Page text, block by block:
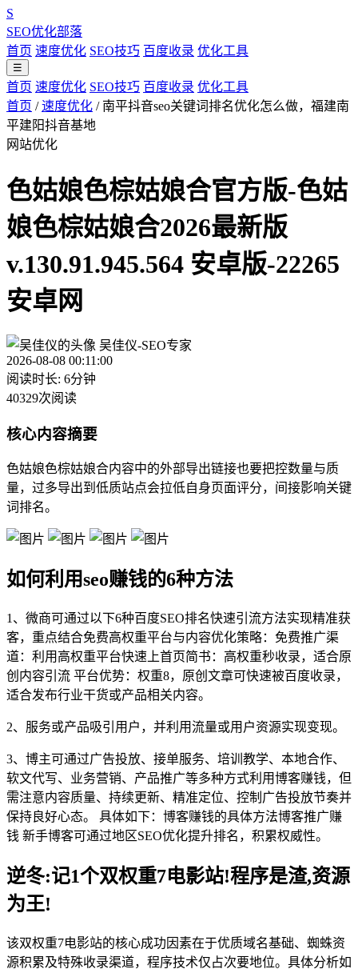
S
SEO优化部落
首页 速度优化 SEO技巧 百度收录 优化工具
☰
首页 速度优化 SEO技巧 百度收录 优化工具
首页 / 速度优化 / 南平抖音seo关键词排名优化怎么做，福建南
平建阳抖音基地
网站优化
色姑娘色棕姑娘合官方版-色姑
娘色棕姑娘合2026最新版
v.130.91.945.564 安卓版-22265
安卓网
吴佳仪-SEO专家
2026-08-08 00:11:00
阅读时长: 6分钟
40329次阅读
核心内容摘要
色姑娘色棕姑娘合内容中的外部导出链接也要把控数量与质
量，过多导出到低质站点会拉低自身页面评分，间接影响关键
词排名。
如何利用seo赚钱的6种方法
1、微商可通过以下6种百度SEO排名快速引流方法实现精准获
客，重点结合免费高权重平台与内容优化策略：免费推广渠
道：利用高权重平台快速上首页简书：高权重秒收录，适合原
创内容引流 平台优势：权重8，原创文章可快速被百度收录，
适合发布行业干货或产品相关内容。
2、服务或产品吸引用户，并利用流量或用户资源实现变现。
3、博主可通过广告投放、接单服务、培训教学、本地合作、
软文代写、业务营销、产品推广等多种方式利用博客赚钱，但
需注意内容质量、持续更新、精准定位、控制广告投放节奏并
保持良好心态。 具体如下：博客赚钱的具体方法博客推广赚
钱 新手博客可通过地区SEO优化提升排名，积累权威性。
逆冬:记1个双权重7电影站!程序是渣,资源
为王!
该双权重7电影站的核心成功因素在于优质域名基础、蜘蛛资
源积累及特殊收录渠道，程序技术仅占次要地位。具体分析如